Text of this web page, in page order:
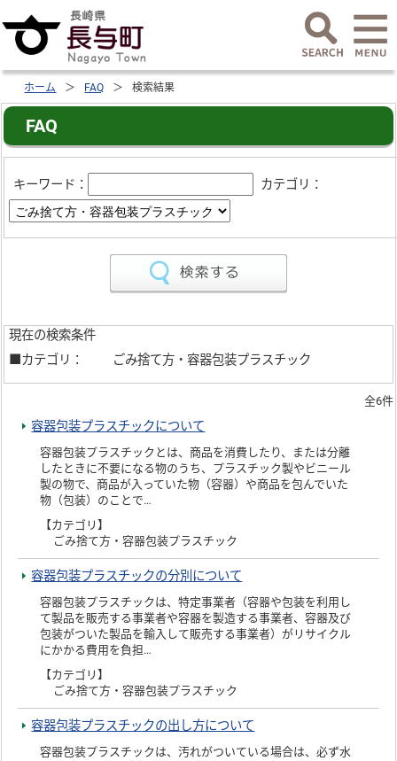
ホーム FAQ 検索結果
FAQ
キーワード： カテゴリ：
現在の検索条件
■カテゴリ：
ごみ捨て方・容器包装プラスチック
全6件
容器包装プラスチックについて
容器包装プラスチックとは、商品を消費したり、または分離
したときに不要になる物のうち、プラスチック製やビニール
製の物で、商品が入っていた物（容器）や商品を包んでいた
物（包装）のことで…
【カテゴリ】
ごみ捨て方・容器包装プラスチック
容器包装プラスチックの分別について
容器包装プラスチックは、特定事業者（容器や包装を利用し
て製品を販売する事業者や容器を製造する事業者、容器及び
包装がついた製品を輸入して販売する事業者）がリサイクル
にかかる費用を負担…
【カテゴリ】
ごみ捨て方・容器包装プラスチック
容器包装プラスチックの出し方について
容器包装プラスチックは、汚れがついている場合は、必ず水